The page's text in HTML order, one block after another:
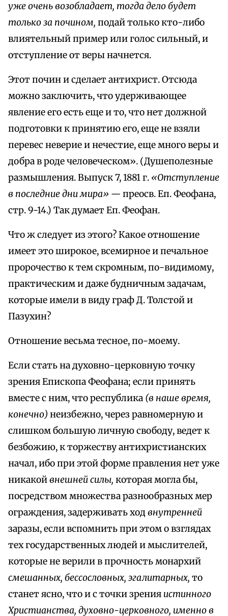
уже очень возобладает, тогда дело будет
только за почином, подай только кто-либо
влиятельный пример или голос сильный, и
отступление от веры начнется.
Этот почин и сделает антихрист. Отсюда
можно заключить, что удерживающее
явление его есть еще и то, что нет должной
подготовки к принятию его, еще не взяли
перевес неверие и нечестие, еще много веры и
добра в роде человеческом». (Душеполезные
размышления. Выпуск 7, 1881 г. «Отступление
в последние дни мира» — преосв. Еп. Феофана,
стр. 9-14.) Так думает Еп. Феофан.
Что ж следует из этого? Какое отношение
имеет это широкое, всемирное и печальное
пророчество к тем скромным, по-видимому,
практическим и даже будничным задачам,
которые имели в виду граф Д. Толстой и
Пазухин?
Отношение весьма тесное, по-моему.
Если стать на духовно-церковную точку
зрения Епископа Феофана; если принять
вместе с ним, что республика (в наше время,
конечно) неизбежно, через равномерную и
слишком большую личную свободу, ведет к
безбожию, к торжеству антихристианских
начал, ибо при этой форме правления нет уже
никакойвнешней силы, которая могла бы,
посредством множества разнообразных мер
ограждения, задерживать ходвнутренней
заразы, если вспомнить при этом о взглядах
тех государственных людей и мыслителей,
которые не верили в прочность монархий
смешанных, бессословных, эгалитарных, то
станет ясно, что и с точки зрения истинного
Христианства, духовно-церковного, именно в